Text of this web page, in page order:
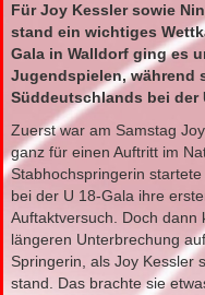
Für Joy Kessler sowie
stand ein wichtiges
Gala in Walldorf ging es
Jugendspielen, während
Süddeutschlands bei der
Zuerst war am Samstag
ganz für einen Auftritt im
Stabhochspringerin
bei der U 18-Gala ihre
Auftaktversuch. Doch
längeren Unterbrechung
Springerin, als Joy Kessler
stand. Das brachte sie